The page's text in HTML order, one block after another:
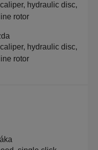
hydraulic disc,
rotor
hydraulic disc,
rotor